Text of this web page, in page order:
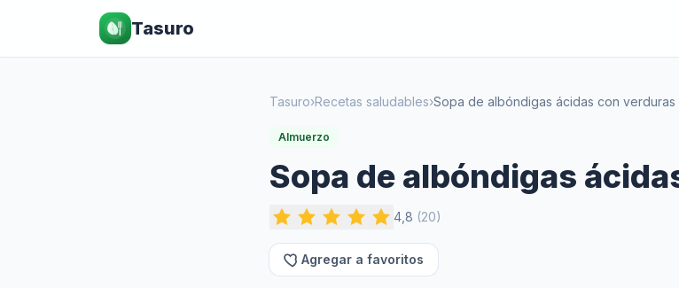
Tasuro
Tasuro›Recetas saludables›Sopa de albóndigas ácidas con verduras
Almuerzo
Sopa de albóndigas
4,8 (20)
Agregar a favoritos